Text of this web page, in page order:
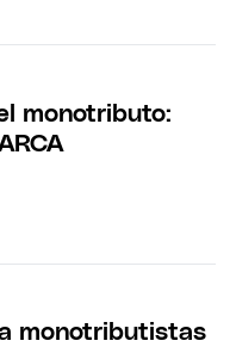
monotributo:
monotributistas